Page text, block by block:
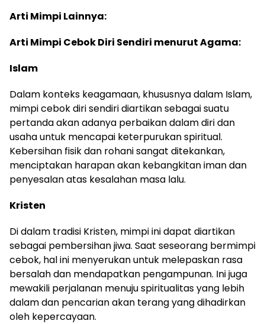
Arti Mimpi Lainnya:
Arti Mimpi Cebok Diri Sendiri menurut Agama:
Islam
Dalam konteks keagamaan, khususnya dalam Islam,
mimpi cebok diri sendiri diartikan sebagai suatu
pertanda akan adanya perbaikan dalam diri dan
usaha untuk mencapai keterpurukan spiritual.
Kebersihan fisik dan rohani sangat ditekankan,
menciptakan harapan akan kebangkitan iman dan
penyesalan atas kesalahan masa lalu.
Kristen
Di dalam tradisi Kristen, mimpi ini dapat diartikan
sebagai pembersihan jiwa. Saat seseorang bermimpi
cebok, hal ini menyerukan untuk melepaskan rasa
bersalah dan mendapatkan pengampunan. Ini juga
mewakili perjalanan menuju spiritualitas yang lebih
dalam dan pencarian akan terang yang dihadirkan
oleh kepercayaan.